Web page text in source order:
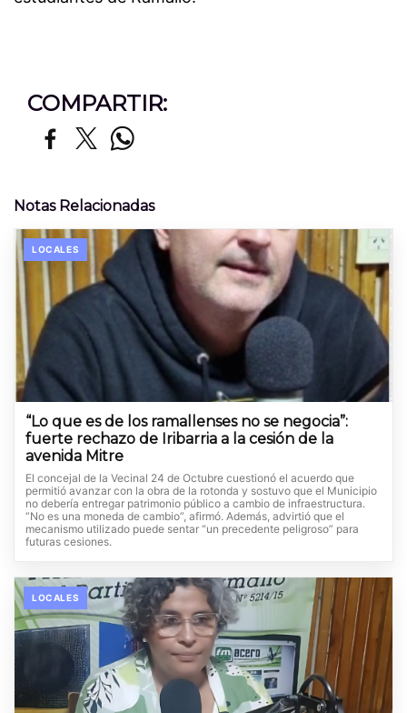
COMPARTIR:
Notas Relacionadas
LOCALES
“Lo que es de los ramallenses no se negocia”:
fuerte rechazo de Iribarria a la cesión de la
avenida Mitre
El concejal de la Vecinal 24 de Octubre cuestionó el acuerdo que
permitió avanzar con la obra de la rotonda y sostuvo que el Municipio
no debería entregar patrimonio público a cambio de infraestructura.
“No es una moneda de cambio”, afirmó. Además, advirtió que el
mecanismo utilizado puede sentar “un precedente peligroso” para
futuras cesiones.
LOCALES